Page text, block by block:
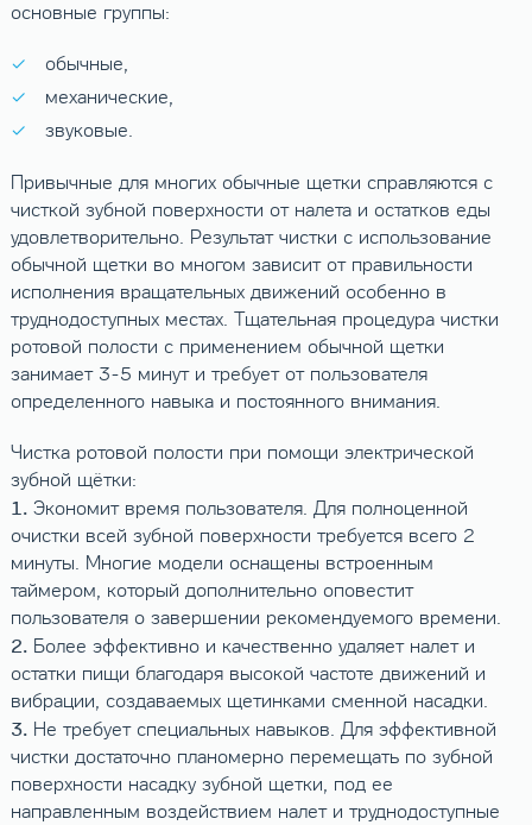
основные группы:
обычные,
механические,
звуковые.
Привычные для многих обычные щетки справляются с
чисткой зубной поверхности от налета и остатков еды
удовлетворительно. Результат чистки с использование
обычной щетки во многом зависит от правильности
исполнения вращательных движений особенно в
труднодоступных местах. Тщательная процедура чистки
ротовой полости с применением обычной щетки
занимает 3-5 минут и требует от пользователя
определенного навыка и постоянного внимания.
Чистка ротовой полости при помощи электрической
зубной щётки:
1.Экономит время пользователя. Для полноценной
очистки всей зубной поверхности требуется всего 2
минуты. Многие модели оснащены встроенным
таймером, который дополнительно оповестит
пользователя о завершении рекомендуемого времени.
2.Более эффективно и качественно удаляет налет и
остатки пищи благодаря высокой частоте движений и
вибрации, создаваемых щетинками сменной насадки.
3.Не требует специальных навыков. Для эффективной
чистки достаточно планомерно перемещать по зубной
поверхности насадку зубной щетки, под ее
направленным воздействием налет и труднодоступные